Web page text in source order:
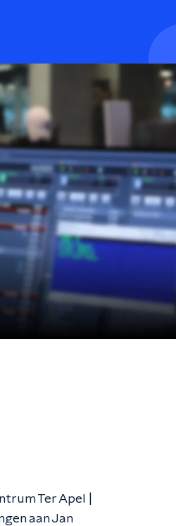
Ter Apel |
aan Jan